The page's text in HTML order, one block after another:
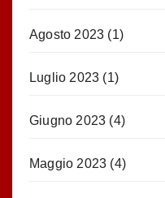
Agosto 2023 (1)
Luglio 2023 (1)
Giugno 2023 (4)
Maggio 2023 (4)